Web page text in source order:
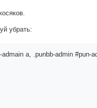
убрать:
a, .punbb-admin #pun-